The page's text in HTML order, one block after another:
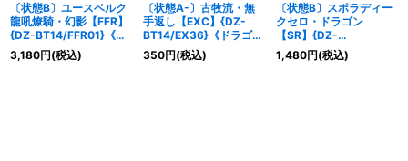
〔状態B〕ユースベルク
龍吼燎騎・幻影【FFR】
{DZ-BT14/FFR01}《ド
ラゴンエンパイア》
3,180円(税込)
〔状態A-〕古牧流・無
手返し【EXC】{DZ-
BT14/EX36}《ドラゴン
エンパイア》
350円(税込)
〔状態B〕スポラディー
クセロ・ドラゴン
【SR】{DZ-
BT14/SR19}《ブラント
ゲート》
1,480円(税込)